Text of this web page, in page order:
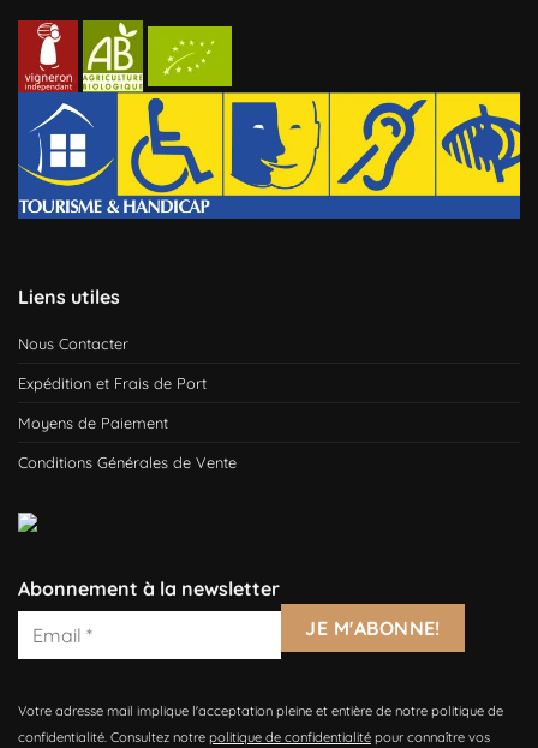
Liens utiles
Nous Contacter
Expédition et Frais de Port
Moyens de Paiement
Conditions Générales de Vente
Abonnement à la newsletter
Votre adresse mail implique l'acceptation pleine et entière de notre politique de
confidentialité. Consultez notre politique de confidentialité pour connaître vos